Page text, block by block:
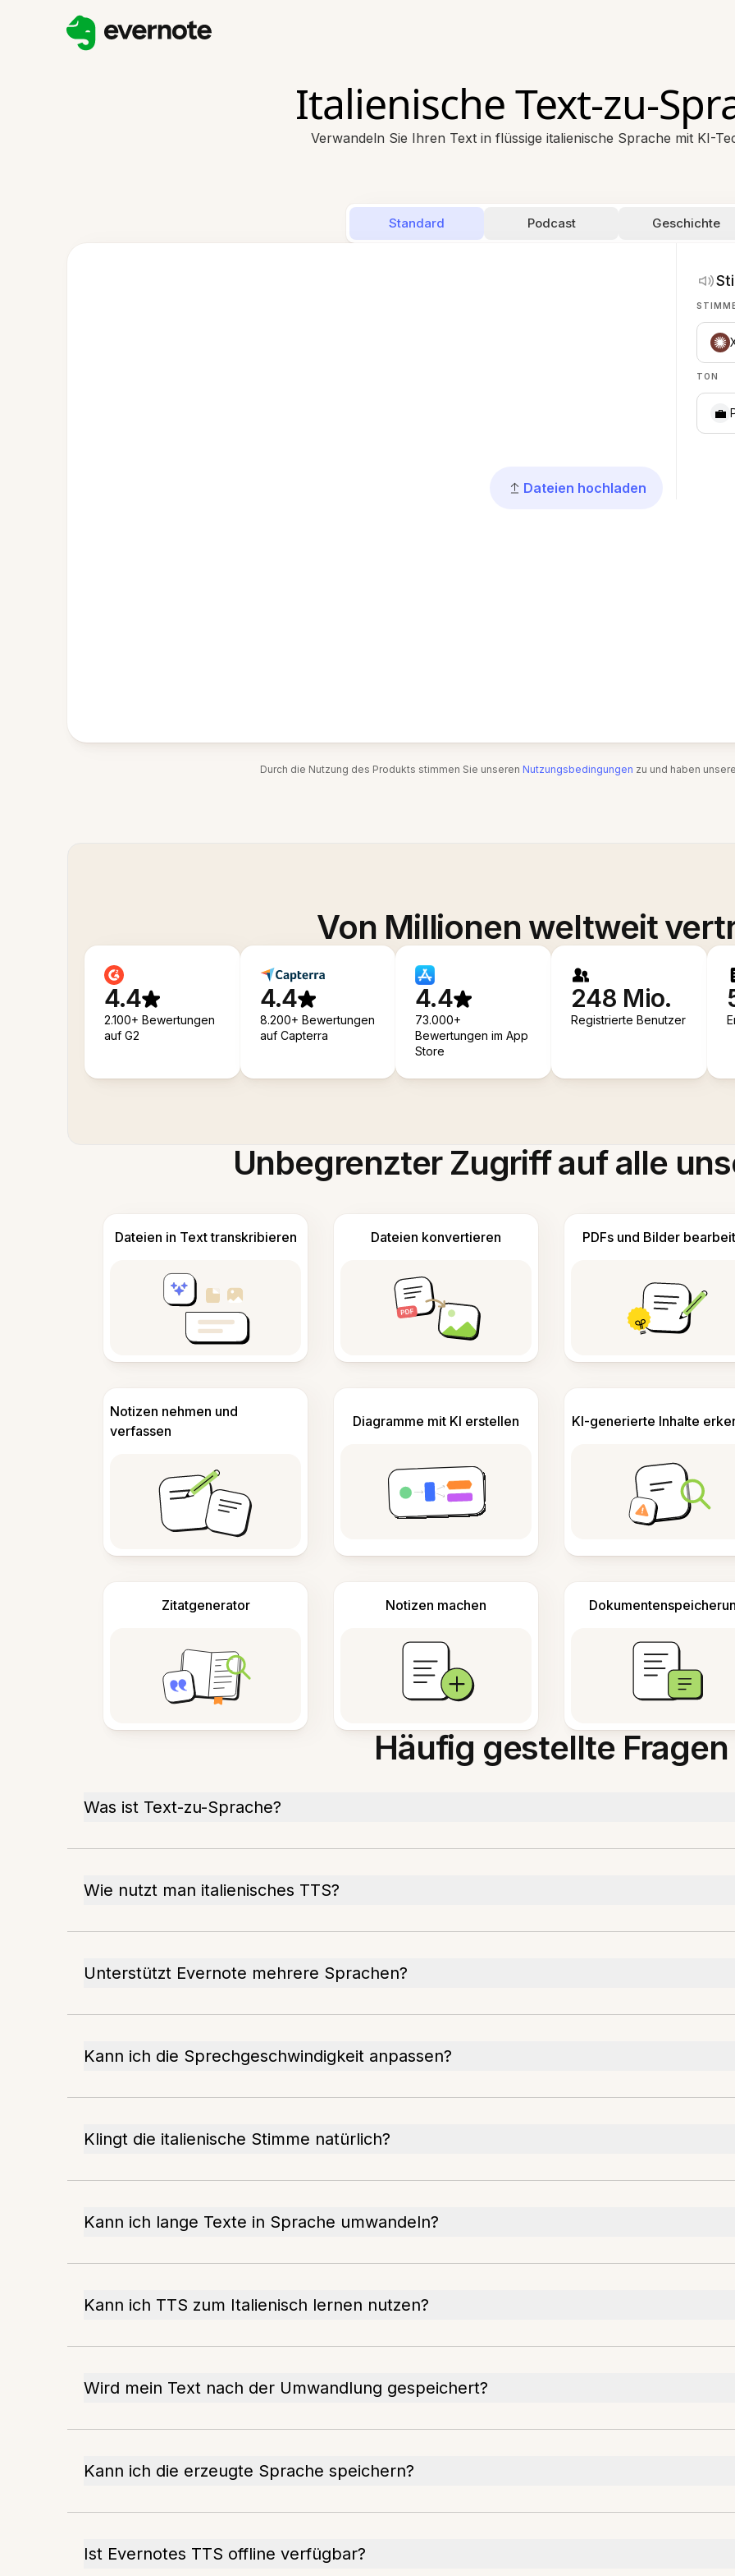
Italienische Text-zu-
Verwandeln Sie Ihren Text in flüssige italienische Sprache mit KI-
Standard Podcast Geschichte
Dateien hochladen
TON
💼
Durch die Nutzung des Produkts stimmen Sie unseren Nutzungsbedingungen zu und haben
Von Millionen weltweit
4.4
2.100+ Bewertungen
auf G2
4.4
8.200+ Bewertungen
auf Capterra
4.4
73.000+
Bewertungen im App
Store
248 Mio.
Registrierte Benutzer
Unbegrenzter Zugriff auf alle
Dateien in Text transkribieren Dateien konvertieren PDFs und Bilder
Notizen nehmen und
verfassen
Diagramme mit KI erstellen KI-generierte Inhalte
Zitatgenerator Notizen machen
Häufig gestellte Fragen
Was ist Text-zu-Sprache?
Wie nutzt man italienisches TTS?
Unterstützt Evernote mehrere Sprachen?
Kann ich die Sprechgeschwindigkeit anpassen?
Klingt die italienische Stimme natürlich?
Kann ich lange Texte in Sprache umwandeln?
Kann ich TTS zum Italienisch lernen nutzen?
Wird mein Text nach der Umwandlung gespeichert?
Kann ich die erzeugte Sprache speichern?
Ist Evernotes TTS offline verfügbar?